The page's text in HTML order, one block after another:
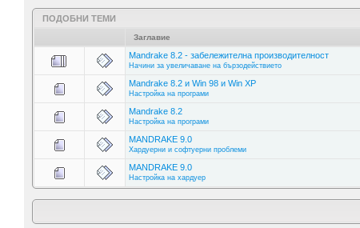
ПОДОБНИ ТЕМИ
Заглавие
Mandrake 8.2 - забележителна производителност
Начини за увеличаване на бързодействието
Mandrake 8.2 и Win 98 и Win XP
Настройка на програми
Mandrake 8.2
Настройка на програми
MANDRAKE 9.0
Хардуерни и софтуерни проблеми
MANDRAKE 9.0
Настройка на хардуер